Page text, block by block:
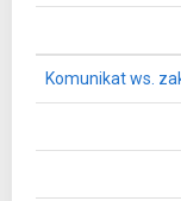
Komunikat ws.